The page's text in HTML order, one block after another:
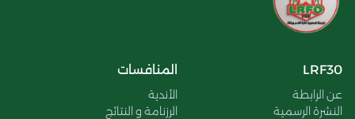
LRF30
عن الرابطة
النشرة الرسمية
المنافسات
الأندية
الرزنامة و النتائج